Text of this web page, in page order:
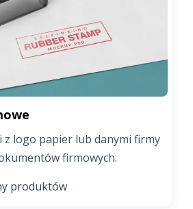
z logo papier lub danymi firmy
firmowych.
produktów